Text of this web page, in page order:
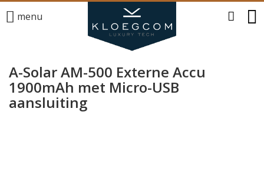
menu
A-Solar AM-500 Externe Accu
1900mAh met Micro-USB
aansluiting